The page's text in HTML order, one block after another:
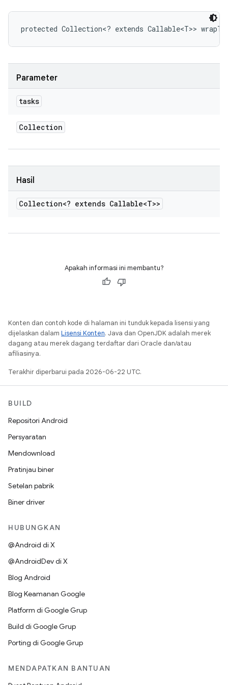
protected Collection<? extends Callable<T>>
Parameter
tasks
Collection
Hasil
Collection<? extends Callable<T>>
Apakah informasi ini membantu?
Konten dan contoh kode di halaman ini tunduk kepada lisensi yang
dijelaskan dalam Lisensi Konten. Java dan OpenJDK adalah merek
dagang atau merek dagang terdaftar dari Oracle dan/atau
afiliasinya.
Terakhir diperbarui pada 2026-06-22 UTC.
BUILD
Repositori Android
Persyaratan
Mendownload
Pratinjau biner
Setelan pabrik
Biner driver
HUBUNGKAN
@Android di X
@AndroidDev di X
Blog Android
Blog Keamanan Google
Platform di Google Grup
Build di Google Grup
Porting di Google Grup
MENDAPATKAN BANTUAN